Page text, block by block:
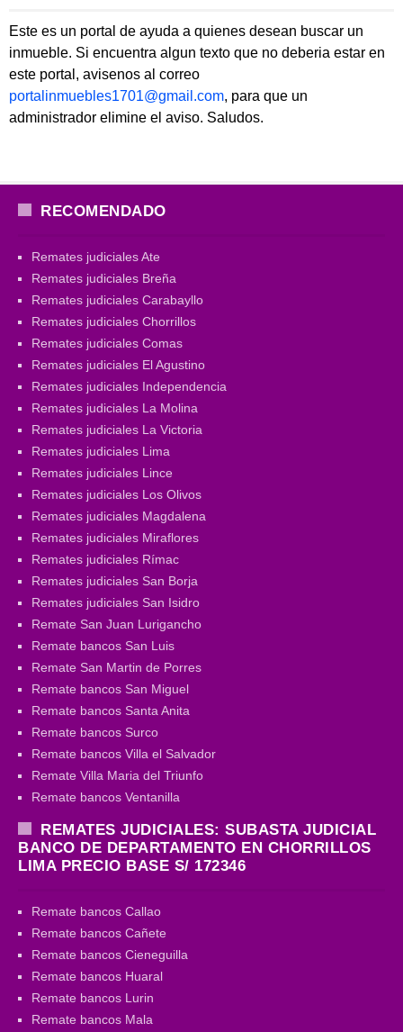
Este es un portal de ayuda a quienes desean buscar un
inmueble. Si encuentra algun texto que no deberia estar en
este portal, avisenos al correo
portalinmuebles1701@gmail.com, para que un
administrador elimine el aviso. Saludos.
RECOMENDADO
Remates judiciales Ate
Remates judiciales Breña
Remates judiciales Carabayllo
Remates judiciales Chorrillos
Remates judiciales Comas
Remates judiciales El Agustino
Remates judiciales Independencia
Remates judiciales La Molina
Remates judiciales La Victoria
Remates judiciales Lima
Remates judiciales Lince
Remates judiciales Los Olivos
Remates judiciales Magdalena
Remates judiciales Miraflores
Remates judiciales Rímac
Remates judiciales San Borja
Remates judiciales San Isidro
Remate San Juan Lurigancho
Remate bancos San Luis
Remate San Martin de Porres
Remate bancos San Miguel
Remate bancos Santa Anita
Remate bancos Surco
Remate bancos Villa el Salvador
Remate Villa Maria del Triunfo
Remate bancos Ventanilla
REMATES JUDICIALES: SUBASTA JUDICIAL
BANCO DE DEPARTAMENTO EN CHORRILLOS
LIMA PRECIO BASE S/ 172346
Remate bancos Callao
Remate bancos Cañete
Remate bancos Cieneguilla
Remate bancos Huaral
Remate bancos Lurin
Remate bancos Mala